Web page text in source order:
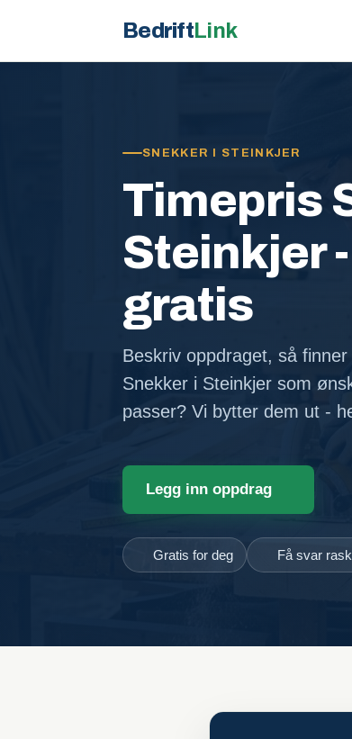
BedriftLink
SNEKKER I STEINKJER
Timepris
Steinkjer
gratis
Beskriv oppdraget, så
Snekker i Steinkjer som
passer? Vi bytter dem ut -
Legg inn oppdrag
Gratis for deg Få svar